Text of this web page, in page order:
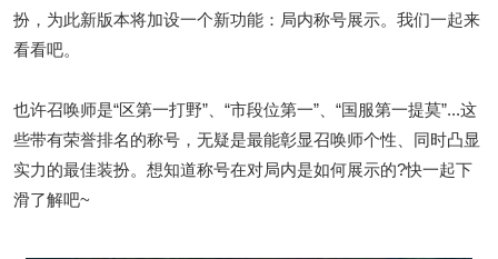
扮，为此新版本将加设一个新功能：局内称号展示。我们一起来
看看吧。
也许召唤师是“区第一打野”、“市段位第一”、“国服第一提莫”...这
些带有荣誉排名的称号，无疑是最能彰显召唤师个性、同时凸显
实力的最佳装扮。想知道称号在对局内是如何展示的?快一起下
滑了解吧~